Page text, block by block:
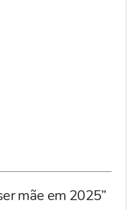
mãe em 2025”